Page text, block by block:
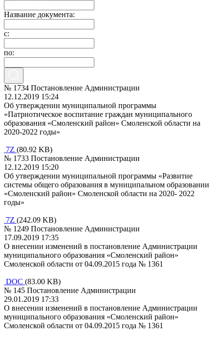
Название документа:
с:
по:
№ 1734 Постановление Администрации
12.12.2019 15:24
Об утверждении муниципальной программы
«Патриотическое воспитание граждан муниципального
образования «Смоленский район» Смоленской области на
2020-2022 годы»
7Z (80.92 KB)
№ 1733 Постановление Администрации
12.12.2019 15:20
Об утверждении муниципальной программы «Развитие
системы общего образования в муниципальном образовании
«Смоленский район» Смоленской области на 2020- 2022
годы»
7Z (242.09 KB)
№ 1249 Постановление Администрации
17.09.2019 17:35
О внесении изменений в постановление Администрации
муниципального образования «Смоленский район»
Смоленской области от 04.09.2015 года № 1361
DOC (83.00 KB)
№ 145 Постановление Администрации
29.01.2019 17:33
О внесении изменений в постановление Администрации
муниципального образования «Смоленский район»
Смоленской области от 04.09.2015 года № 1361